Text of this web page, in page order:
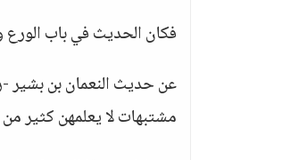
فكان الحديث في باب الورع
عن حديث النعمان بن بشير
مشتبهات لا يعلمهن كثير